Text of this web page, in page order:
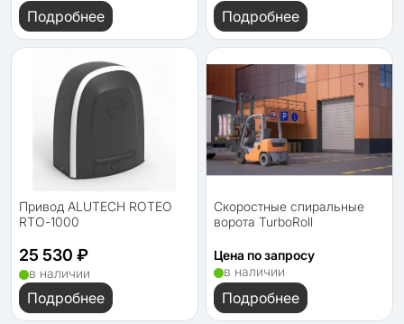
Подробнее Подробнее
Привод ALUTECH ROTEO
RTО-1000
25 530 ₽
в наличии
Подробнее
Скоростные спиральные
ворота TurboRoll
Цена по запросу
в наличии
Подробнее